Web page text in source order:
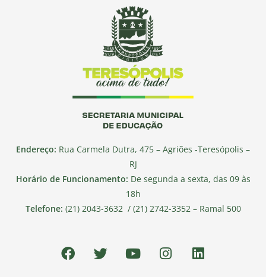
Endereço: Rua Carmela Dutra, 475 – Agriões -Teresópolis –
RJ
Horário de Funcionamento: De segunda a sexta, das 09 às
18h
Telefone: (21) 2043-3632 / (21) 2742-3352 – Ramal 500